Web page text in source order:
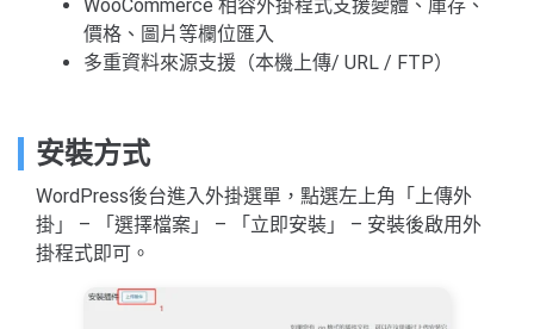
WooCommerce 相容外掛程式支援變體、庫存、
價格、圖片等欄位匯入
多重資料來源支援（本機上傳/ URL / FTP）
安裝方式
WordPress後台進入外掛選單，點選左上角「上傳外
掛」 – 「選擇檔案」 – 「立即安裝」 – 安裝後啟用外
掛程式即可。